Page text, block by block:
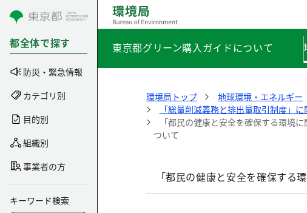
コンテンツにスキップ
都全体で探す
防災・緊急情報
カテゴリ別
目的別
組織別
事業者の方
キーワード検索
東京都グリーン購入ガイドについて
環境局トップ 地球環境・エネルギー
「総量削減義務と排出量取引制度」
「都民の健康と安全を確保する環境
ついて
「都民の健康と安全を確保す